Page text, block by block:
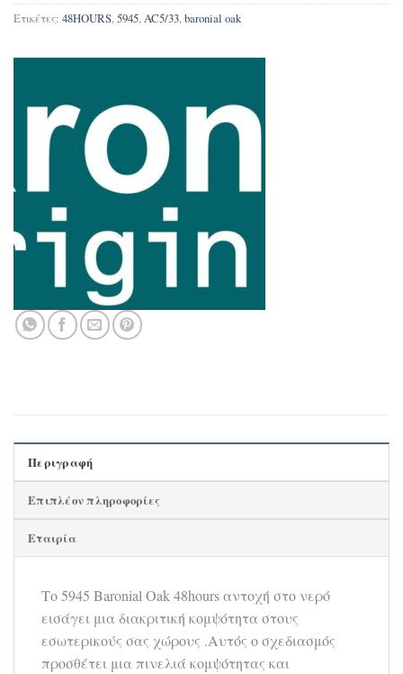
Ετικέτες: 48HOURS,5945,AC5/33,baronial oak
Περιγραφή
Επιπλέον πληροφορίες
Εταιρία
Το 5945 Baronial Oak 48hours αντοχή στο νερό
εισάγει μια διακριτική κομψότητα στους
εσωτερικούς σας χώρους .Αυτός ο σχεδιασμός
προσθέτει μια πινελιά κομψότητας και